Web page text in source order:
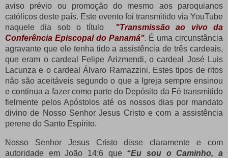
aviso prévio ou promoção do mesmo aos paroquianos
católicos deste país. Este evento foi transmitido via YouTube
naquele dia sob o título "Transmissão ao vivo da
Conferência Episcopal do Panamá". É uma circunstância
agravante que ele tenha tido a assistência de três cardeais,
que eram o cardeal Felipe Arizmendi, o cardeal José Luis
Lacunza e o cardeal Álvaro Ramazzini. Estes tipos de ritos
não são aceitáveis ​​segundo o que a Igreja sempre ensinou
e continua a fazer como parte do Depósito da Fé transmitido
fielmente pelos Apóstolos até os nossos dias por mandato
divino de Nosso Senhor Jesus Cristo e com a assistência
perene do Santo Espírito.
Nosso Senhor Jesus Cristo disse claramente e com
autoridade em João 14:6 que “Eu sou o Caminho, a